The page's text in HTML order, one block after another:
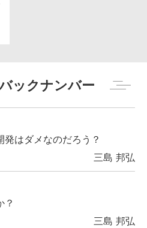
ックナンバー
はダメなのだろう？
三島 邦弘
？
三島 邦弘